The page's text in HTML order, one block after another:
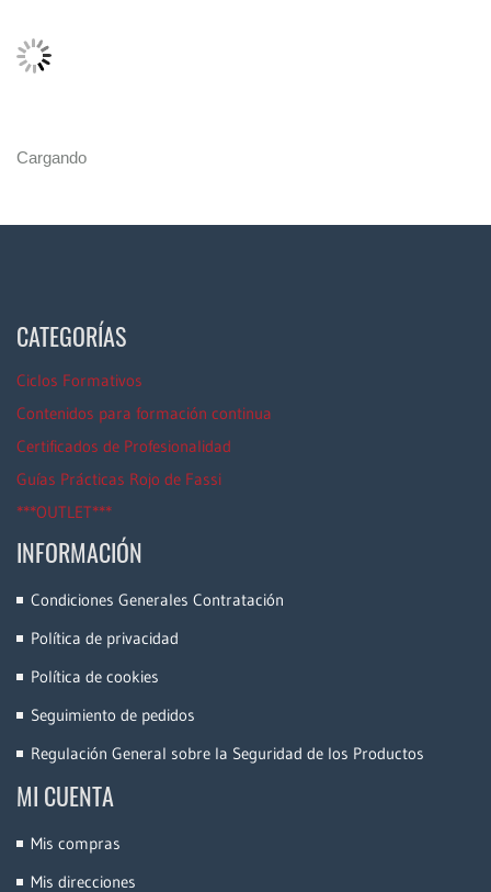
Cargando
CATEGORÍAS
Ciclos Formativos
Contenidos para formación continua
Certificados de Profesionalidad
Guías Prácticas Rojo de Fassi
***OUTLET***
INFORMACIÓN
Condiciones Generales Contratación
Política de privacidad
Política de cookies
Seguimiento de pedidos
Regulación General sobre la Seguridad de los Productos
MI CUENTA
Mis compras
Mis direcciones